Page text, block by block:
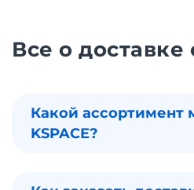
Все о доставке
Какой ассортимент
KSPACE?